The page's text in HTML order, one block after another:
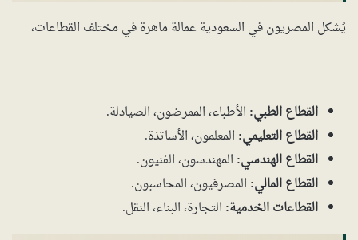
يُشكل المصريون في السعودية عمالة ماهرة في مختلف القطاعات،
القطاع الطبي: الأطباء، الممرضون، الصيادلة.
القطاع التعليمي: المعلمون، الأساتذة.
القطاع الهندسي: المهندسون، الفنيون.
القطاع المالي: المصرفيون، المحاسبون.
القطاعات الخدمية: التجارة، البناء، النقل.